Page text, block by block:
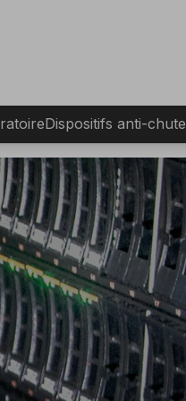
Dispositifs anti-chute